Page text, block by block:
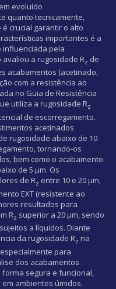
evoluído
quanto tecnicamente,
crucial garantir o alto
importantes é a
influenciada pela
a rugosidade Rz de
acabamentos (acetinado,
com a resistência ao
no Guia de Resistência
utiliza a rugosidade Rz
de escorregamento.
acetinados
rugosidade abaixo de 10
tornando-os
bem como o acabamento
de 5 µm. Os
de Rz entre 10 e 20 µm,
EXT (resistente ao
resultados para
Rz superior a 20 µm, sendo
a líquidos. Diante
da rugosidade Rz na
para
dos acabamentos
segura e funcional,
ambientes úmidos.